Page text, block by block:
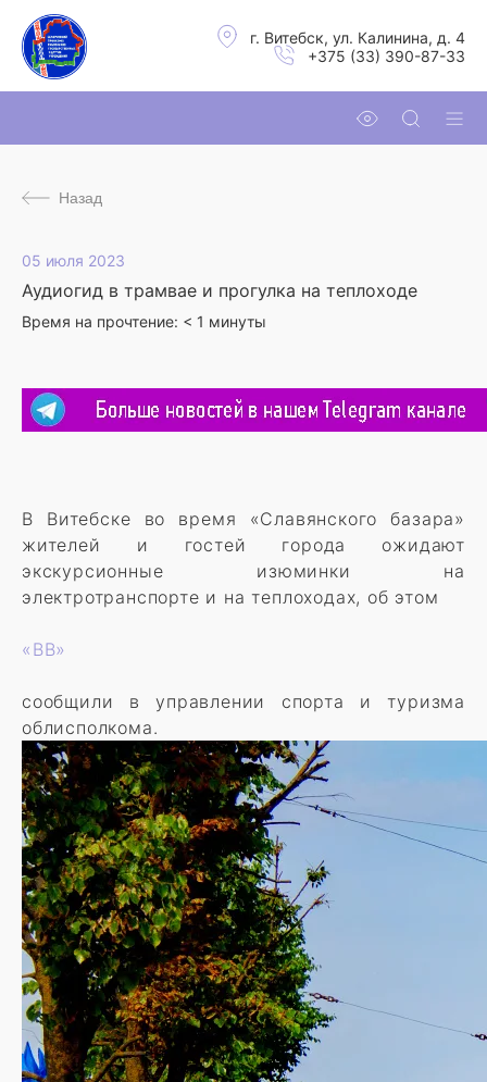
г. Витебск, ул. Калинина, д. 4
+375 (33) 390-87-33
Назад
05 июля 2023
Аудиогид в трамвае и прогулка на теплоходе
Время на прочтение: < 1 минуты
В Витебске во время «Славянского базара»
жителей и гостей города ожидают
экскурсионные изюминки на
электротранспорте и на теплоходах, об этом
«ВВ»
сообщили в управлении спорта и туризма
облисполкома.